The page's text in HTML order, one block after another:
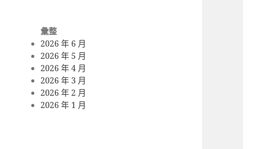
彙整
2026 年 6 月
2026 年 5 月
2026 年 4 月
2026 年 3 月
2026 年 2 月
2026 年 1 月